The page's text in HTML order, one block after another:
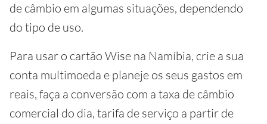
de câmbio em algumas situações, dependendo
do tipo de uso.
Para usar o cartão Wise na Namíbia, crie a sua
conta multimoeda e planeje os seus gastos em
reais, faça a conversão com a taxa de câmbio
comercial do dia, tarifa de serviço a partir de